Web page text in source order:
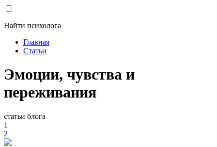
Найти психолога
Главная
Статьи
Эмоции, чувства и
переживания
статьи блога
1
2